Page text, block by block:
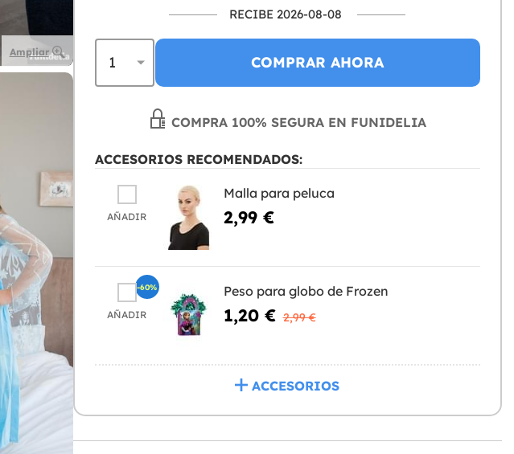
Ampliar
RECIBE 2026-08-08
COMPRAR AHORA
COMPRA 100% SEGURA EN FUNIDELIA
ACCESORIOS RECOMENDADOS:
AÑADIR
Malla para peluca
2,99 €
AÑADIR
Peso para globo de Frozen
1,20 € 2,99 €
-60%
ACCESORIOS